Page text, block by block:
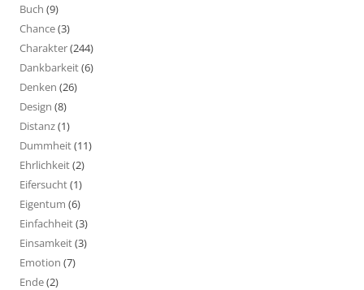
Buch (9)
Chance(3)
Charakter(244)
Dankbarkeit(6)
Denken (26)
Design (8)
Distanz(1)
Dummheit(11)
Ehrlichkeit(2)
Eifersucht(1)
Eigentum (6)
Einfachheit(3)
Einsamkeit(3)
Emotion (7)
Ende(2)